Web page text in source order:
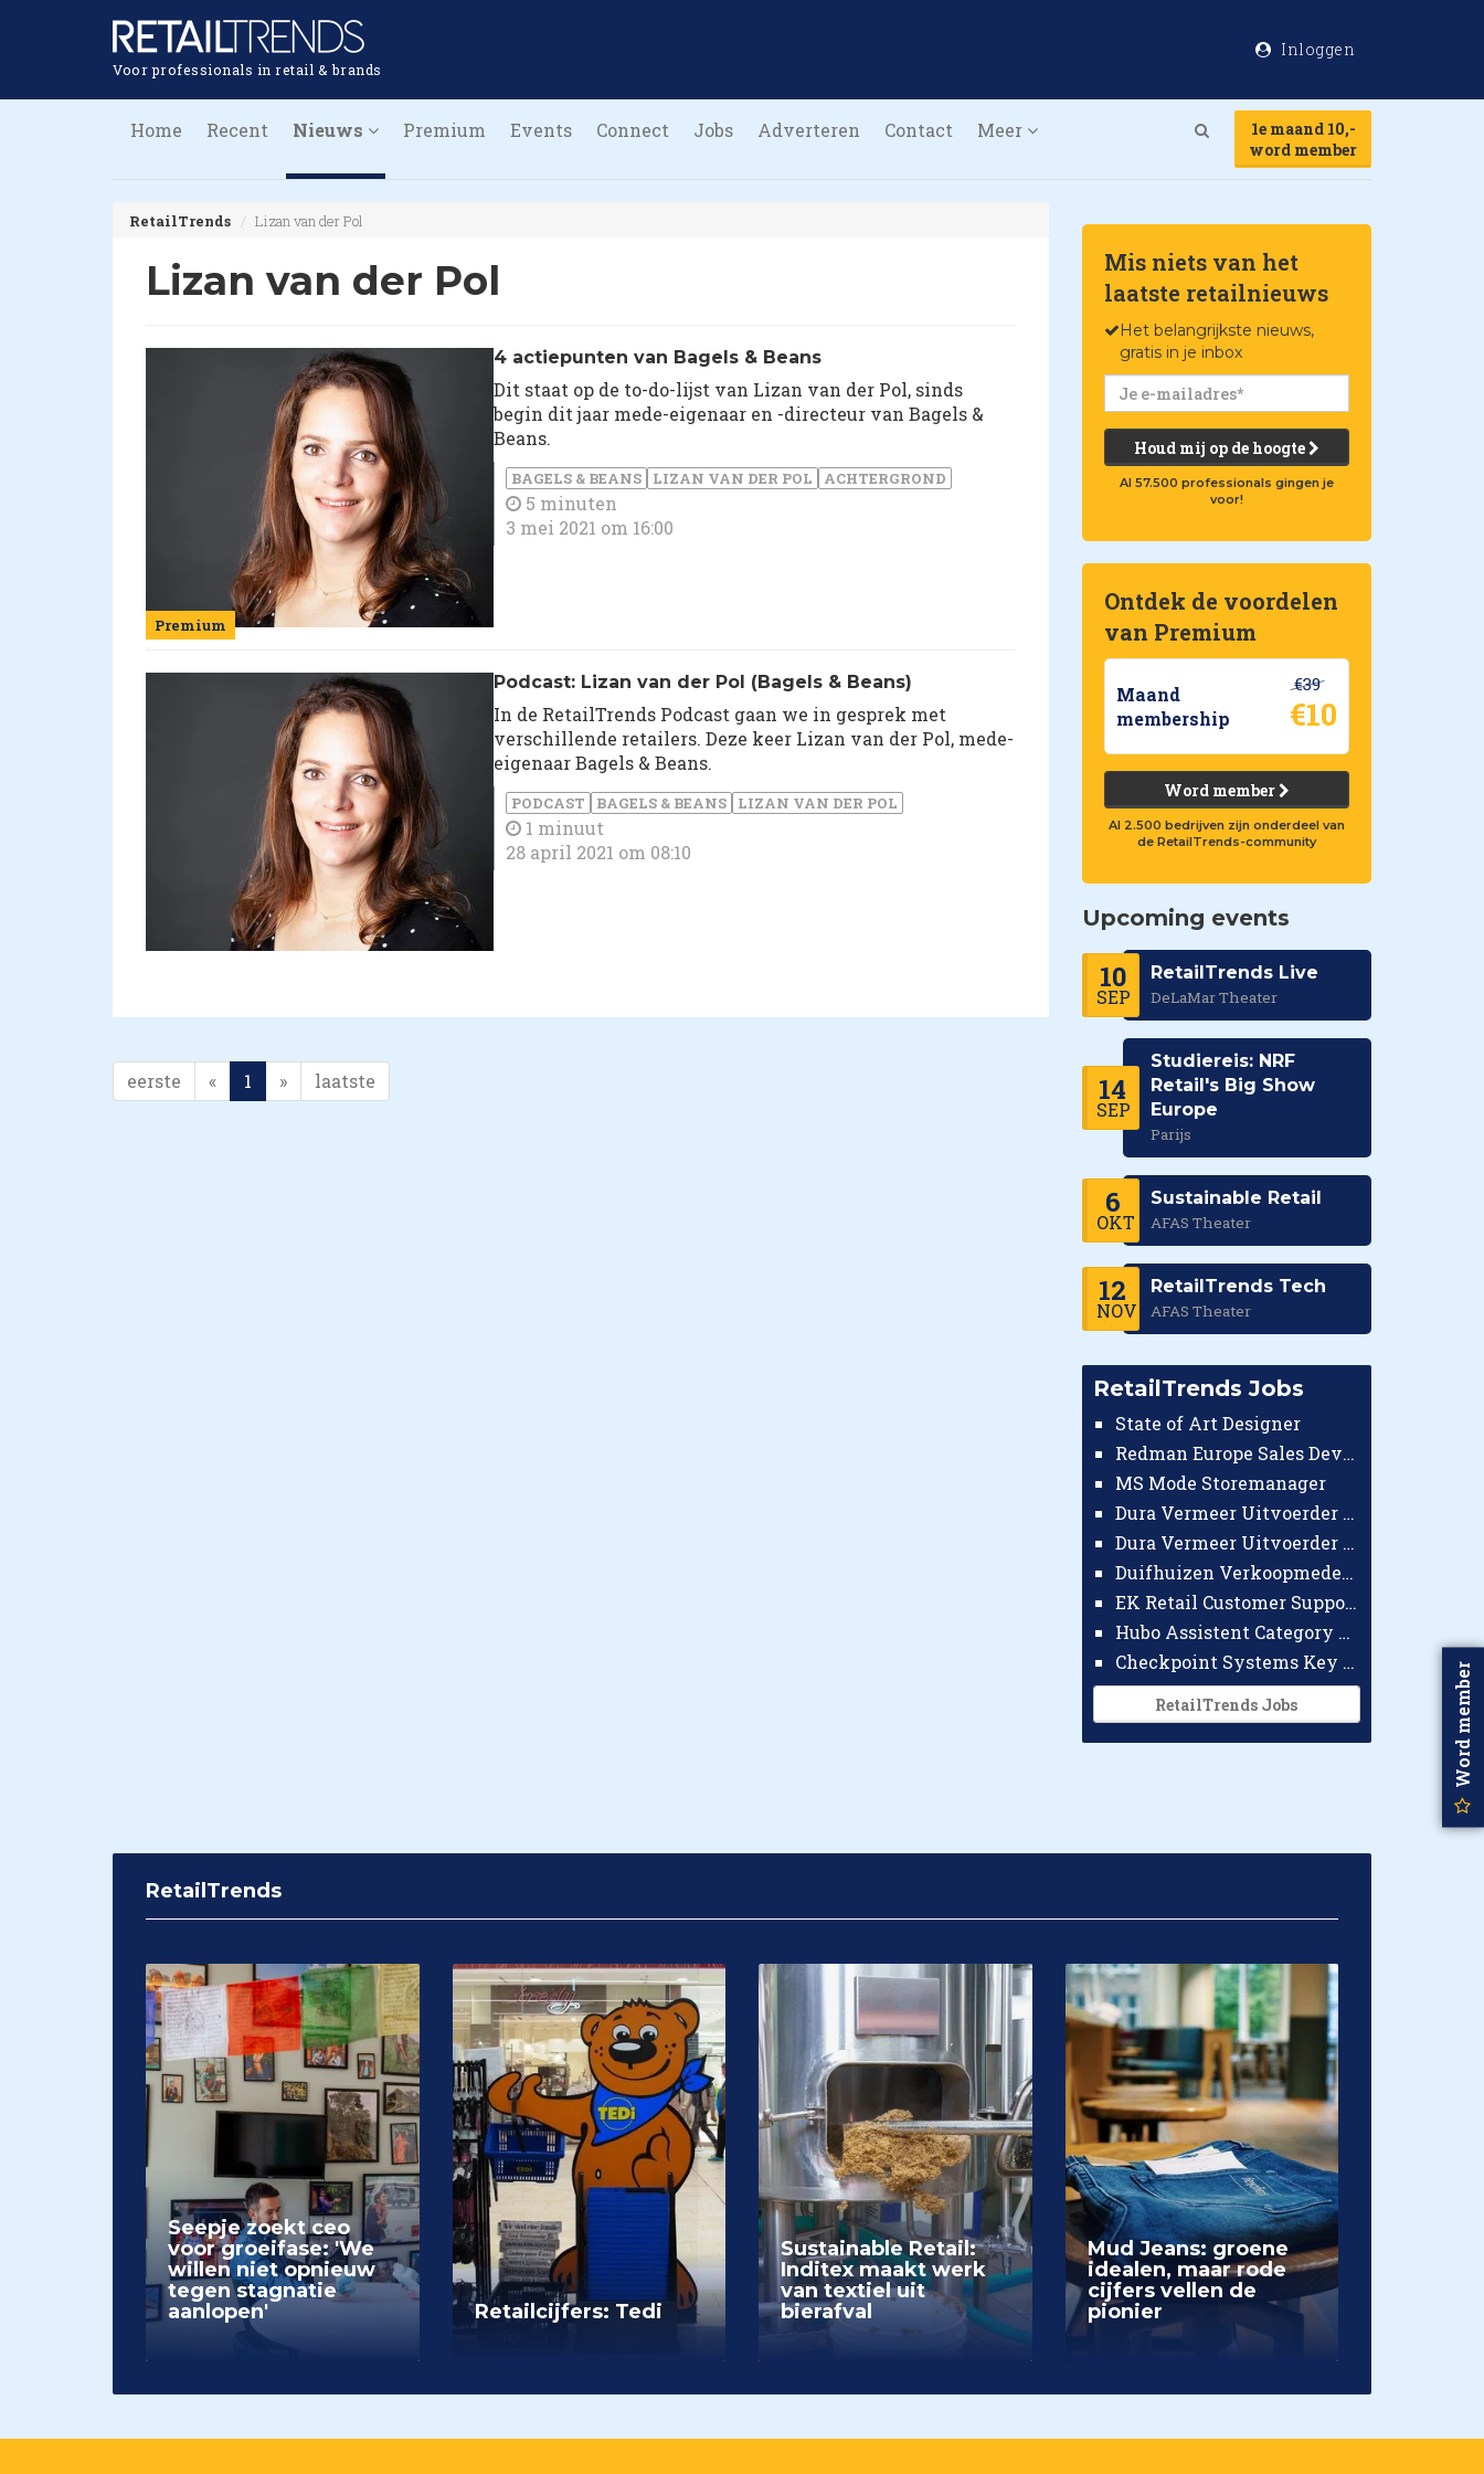
Voor professionals in retail & brands
Inloggen
Home Recent Nieuws Premium Events Connect Jobs Adverteren Contact Meer
1e maand 10,-
word member
RetailTrends Lizan van der Pol
Lizan van der Pol
Premium
4 actiepunten van Bagels & Beans
Dit staat op de to-do-lijst van Lizan van der Pol, sinds
begin dit jaar mede-eigenaar en -directeur van Bagels &
Beans.
BAGELS & BEANS LIZAN VAN DER POL ACHTERGROND
5 minuten
3 mei 2021 om 16:00
Podcast: Lizan van der Pol (Bagels & Beans)
In de RetailTrends Podcast gaan we in gesprek met
verschillende retailers. Deze keer Lizan van der Pol, mede-
eigenaar Bagels & Beans.
PODCAST BAGELS & BEANS LIZAN VAN DER POL
1 minuut
28 april 2021 om 08:10
eerste « 1 » laatste
Mis niets van het
laatste retailnieuws
Het belangrijkste nieuws,
gratis in je inbox
Houd mij op de hoogte
Al 57.500 professionals gingen je
voor!
Ontdek de voordelen
van Premium
Maand
membership
€39
€10
Word member
Al 2.500 bedrijven zijn onderdeel van
de RetailTrends-community
Upcoming events
10
SEP
RetailTrends Live
DeLaMar Theater
14
SEP
Studiereis: NRF
Retail's Big Show
Europe
Parijs
6
OKT
Sustainable Retail
AFAS Theater
12
NOV
RetailTrends Tech
AFAS Theater
RetailTrends Jobs
State of Art Designer
Redman Europe Sales Developer (Europe)
MS Mode Storemanager
Dura Vermeer Uitvoerder GWW Amsterdam
Dura Vermeer Uitvoerder Civiel Nijmegen
Duifhuizen Verkoopmedewerker Ridderkerk
EK Retail Customer Support Omnichannel
Hubo Assistent Category Manager
Checkpoint Systems Key Accountmanager Benelux
RetailTrends Jobs
RetailTrends
Seepje zoekt ceo
voor groeifase: 'We
willen niet opnieuw
tegen stagnatie
aanlopen'
Retailcijfers: Tedi
Sustainable Retail:
Inditex maakt werk
van textiel uit
bierafval
Mud Jeans: groene
idealen, maar rode
cijfers vellen de
pionier
Word member